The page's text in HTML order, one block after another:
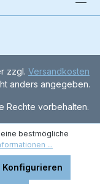
zzgl. Versandkosten
anders angegeben.
Rechte vorbehalten.
bestmögliche
...
Konfigurieren